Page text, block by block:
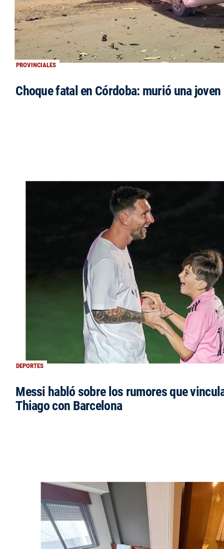
PROVINCIALES
Choque fatal en Córdoba: murió una
DEPORTES
Messi habló sobre los rumores que
Thiago con Barcelona